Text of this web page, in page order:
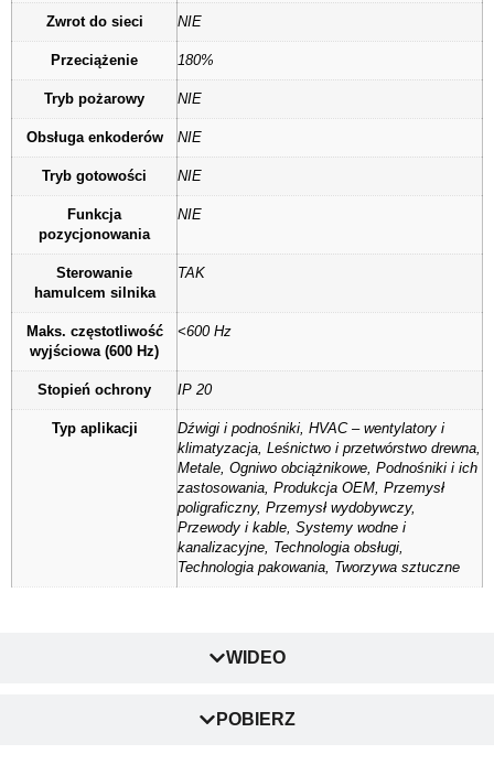
WIDEO
POBIERZ
Zwrot do sieci NIE
Przeciążenie 180%
Tryb pożarowy NIE
Obsługa enkoderów NIE
Tryb gotowości NIE
Funkcja
pozycjonowania
NIE
Sterowanie
hamulcem silnika
TAK
Maks. częstotliwość
wyjściowa (600 Hz)
<600 Hz
Stopień ochrony IP 20
Typ aplikacji
Dźwigi i podnośniki, HVAC – wentylatory i
klimatyzacja, Leśnictwo i przetwórstwo drewna,
Metale, Ogniwo obciążnikowe, Podnośniki i ich
zastosowania, Produkcja OEM, Przemysł
poligraficzny, Przemysł wydobywczy,
Przewody i kable, Systemy wodne i
kanalizacyjne, Technologia obsługi,
Technologia pakowania, Tworzywa sztuczne